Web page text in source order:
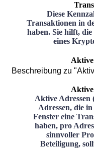
Diese
Transaktionen in
haben. Sie hilft,
eines
Aktive
Beschreibung zu
Aktive
Aktive Adressen
Adressen, die
Fenster eine
haben, pro
sinnvoller
Beteiligung,